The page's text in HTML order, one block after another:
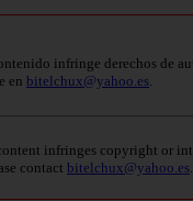
infringe derechos de
en bitelchux@yahoo.es.
infringes copyright or
contact bitelchux@yahoo.es.